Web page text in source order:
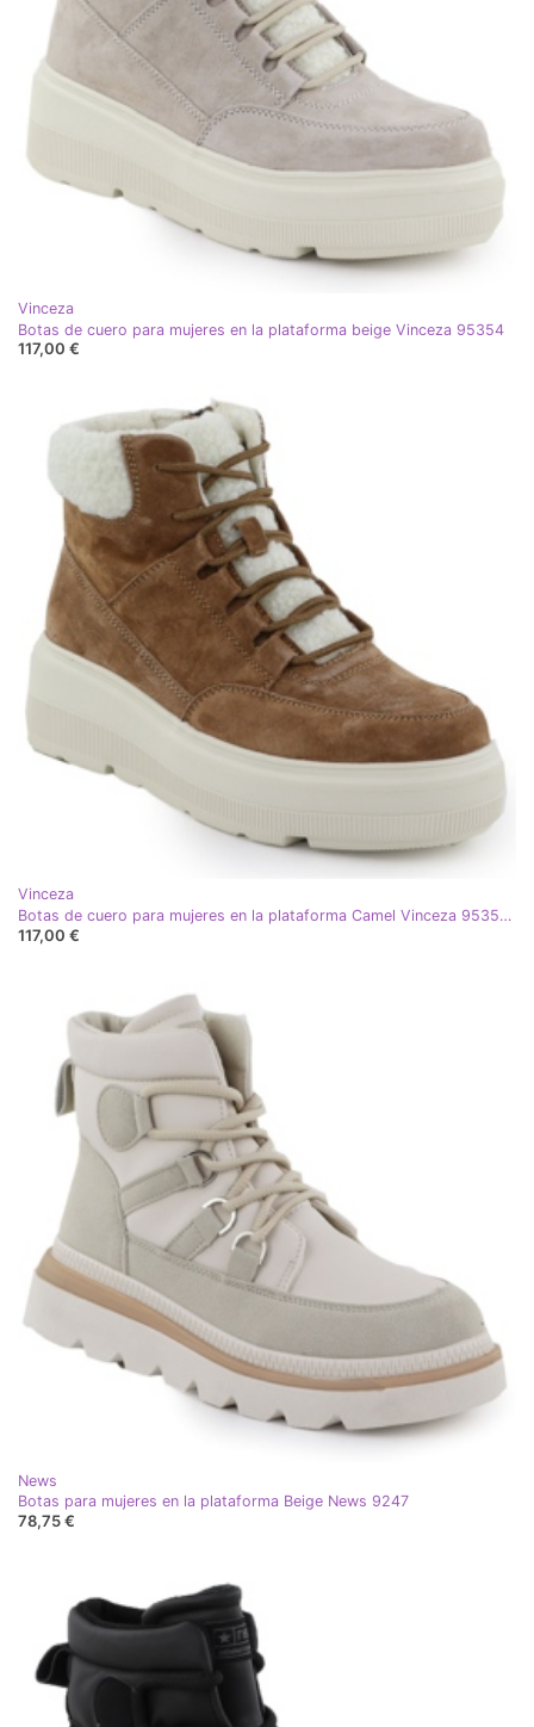
Vinceza
Botas de cuero para mujeres en la plataforma beige Vinceza 95354
117,00 €
Vinceza
Botas de cuero para mujeres en la plataforma Camel Vinceza 95354 marrón
117,00 €
News
Botas para mujeres en la plataforma Beige News 9247
78,75 €